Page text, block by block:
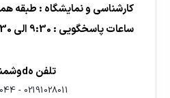
کارشناسی و نمایشگاه : طبقه
ساعات پاسخگویی : 9:30 الی 16:30
تلفن هdوشمنــــد :
02191028011
-